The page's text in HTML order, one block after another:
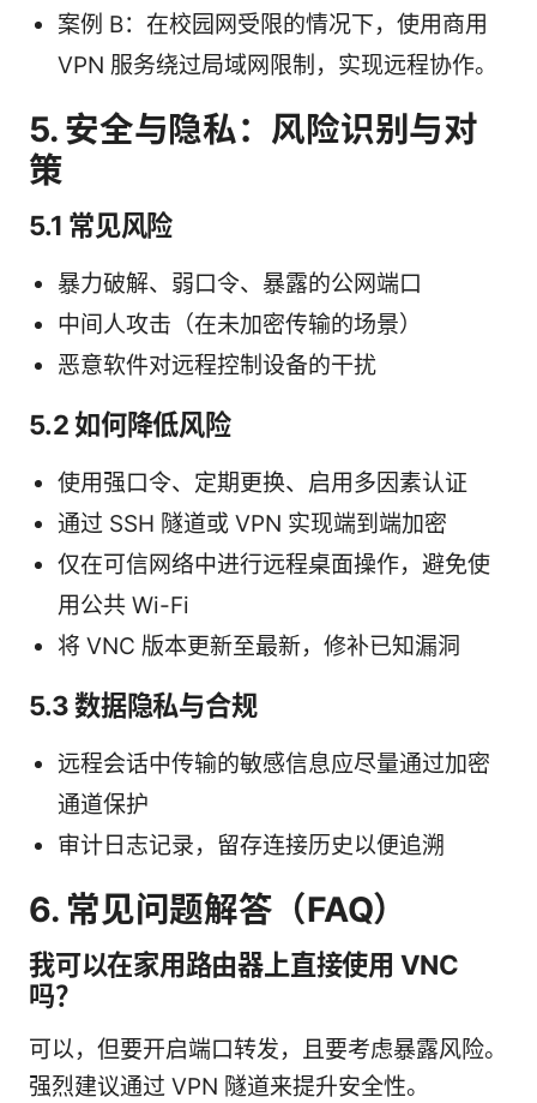
案例 B：在校园网受限的情况下，使用商用
VPN 服务绕过局域网限制，实现远程协作。
5. 安全与隐私：风险识别与对
策
5.1 常见风险
暴力破解、弱口令、暴露的公网端口
中间人攻击（在未加密传输的场景）
恶意软件对远程控制设备的干扰
5.2 如何降低风险
使用强口令、定期更换、启用多因素认证
通过 SSH 隧道或 VPN 实现端到端加密
仅在可信网络中进行远程桌面操作，避免使
用公共 Wi-Fi
将 VNC 版本更新至最新，修补已知漏洞
5.3 数据隐私与合规
远程会话中传输的敏感信息应尽量通过加密
通道保护
审计日志记录，留存连接历史以便追溯
6. 常见问题解答（FAQ）
我可以在家用路由器上直接使用 VNC
吗？
可以，但要开启端口转发，且要考虑暴露风险。
强烈建议通过 VPN 隧道来提升安全性。